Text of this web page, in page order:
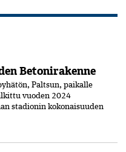
Betonirakenne
Paltsun, paikalle
vuoden 2024
stadionin kokonaisuuden